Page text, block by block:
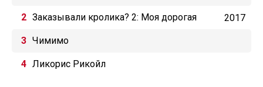
Заказывали кролика? 2: Моя дорогая
сестра
2017
Чимимо
Ликорис Рикойл